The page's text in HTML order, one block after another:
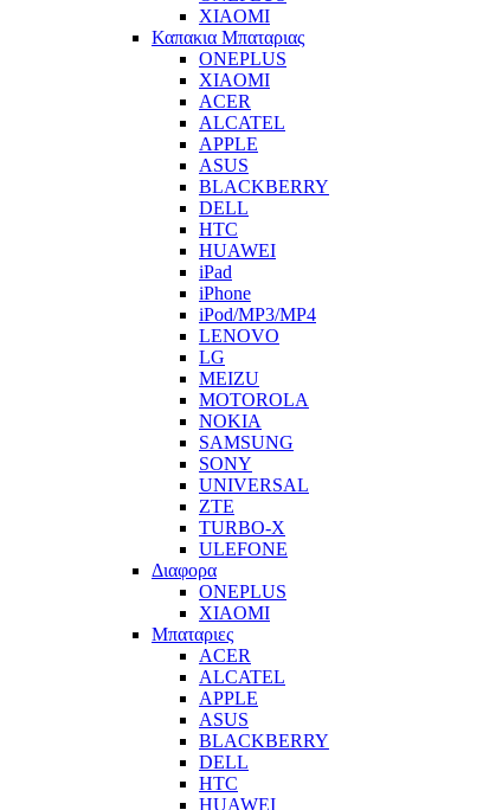
XIAOMI
Καπακια Μπαταριας
ONEPLUS
XIAOMI
ACER
ALCATEL
APPLE
ASUS
BLACKBERRY
DELL
HTC
HUAWEI
iPad
iPhone
iPod/MP3/MP4
LENOVO
LG
MEIZU
MOTOROLA
NOKIA
SAMSUNG
SONY
UNIVERSAL
ZTE
TURBO-X
ULEFONE
Διαφορα
ONEPLUS
XIAOMI
Μπαταριες
ACER
ALCATEL
APPLE
ASUS
BLACKBERRY
DELL
HTC
HUAWEI